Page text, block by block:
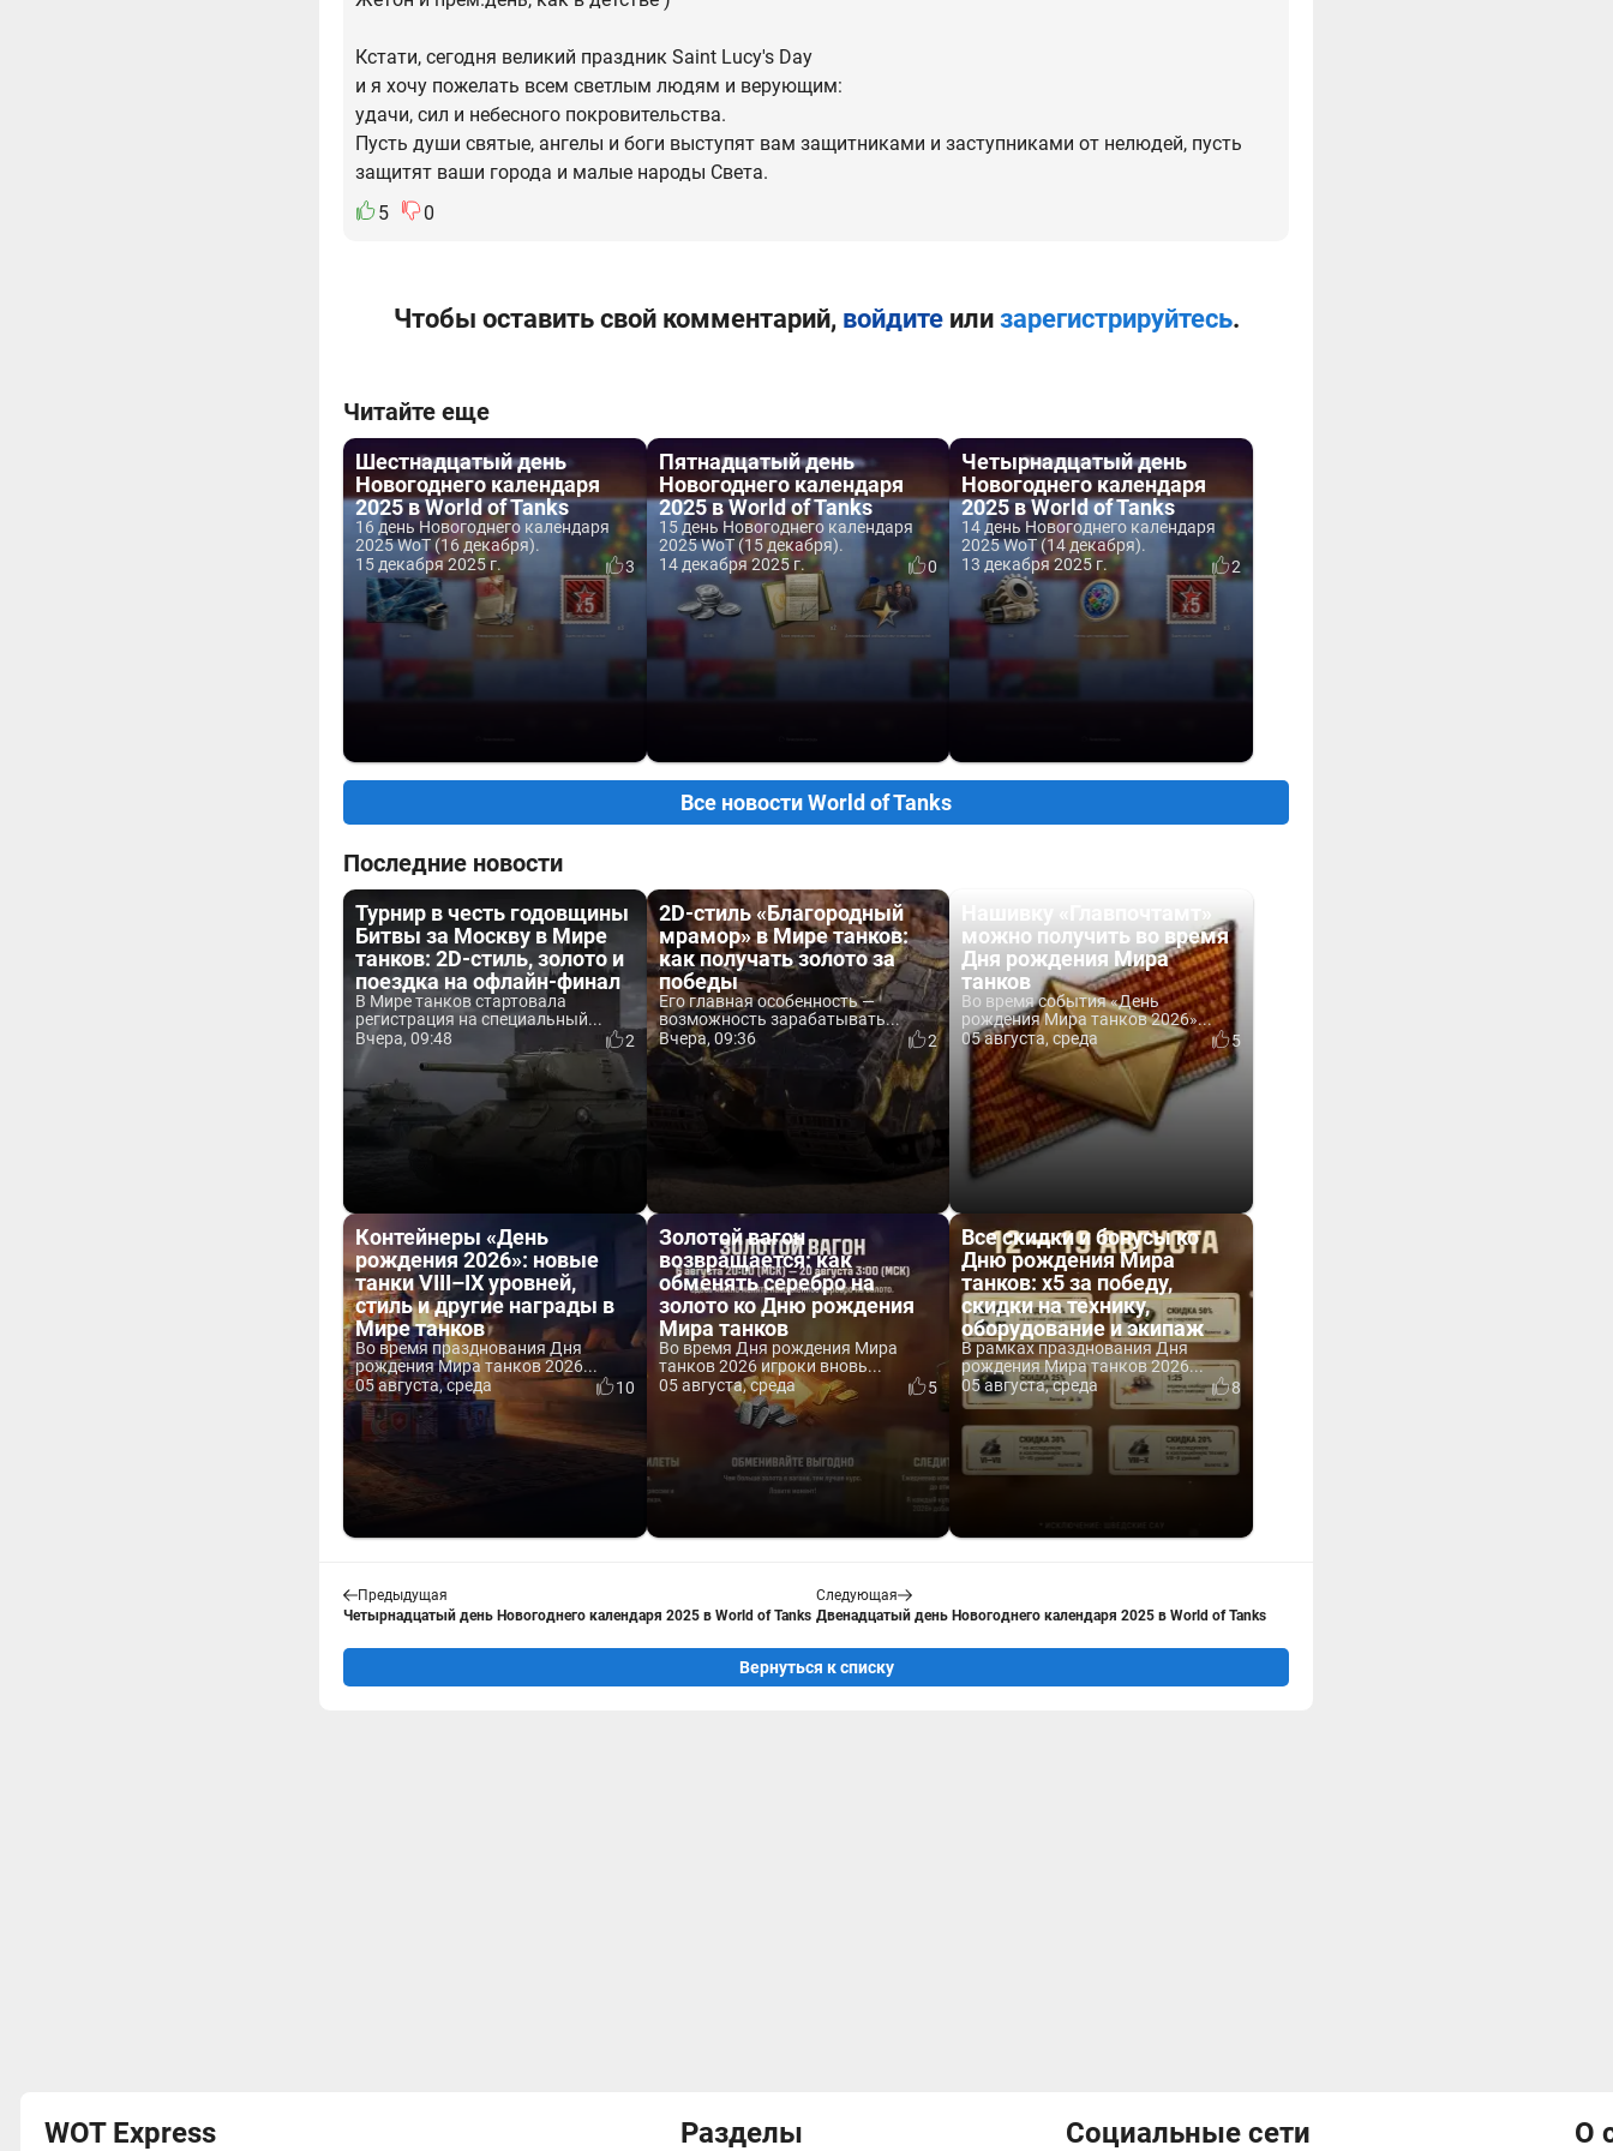
Кстати, сегодня великий праздник Saint Lucy's Day
и я хочу пожелать всем светлым людям и верующим:
удачи, сил и небесного покровительства.
Пусть души святые, ангелы и боги выступят вам защитниками и заступниками от нелюдей, пусть
защитят ваши города и малые народы Света.
5
0
Чтобы оставить свой комментарий, войдитеили зарегистрируйтесь.
Читайте еще
Шестнадцатый день
Новогоднего календаря
2025 в World of Tanks
16 день Новогоднего календаря
2025 WoT (16 декабря).
15 декабря 2025 г.
3
Пятнадцатый день
Новогоднего календаря
2025 в World of Tanks
15 день Новогоднего календаря
2025 WoT (15 декабря).
14 декабря 2025 г.
0
Четырнадцатый день
Новогоднего календаря
2025 в World of Tanks
14 день Новогоднего календаря
2025 WoT (14 декабря).
13 декабря 2025 г.
2
Все новости World of Tanks
Последние новости
Турнир в честь годовщины
Битвы за Москву в Мире
танков: 2D-стиль, золото и
поездка на офлайн-финал
В Мире танков стартовала
регистрация на специальный...
Вчера, 09:48
2
2D-стиль «Благородный
мрамор» в Мире танков:
как получать золото за
победы
Его главная особенность —
возможность зарабатывать...
Вчера, 09:36
2
Нашивку «Главпочтамт»
можно получить во время
Дня рождения Мира
танков
Во время события «День
рождения Мира танков 2026»...
05 августа, среда
5
Контейнеры «День
рождения 2026»: новые
танки VIII–IX уровней,
стиль и другие награды в
Мире танков
Во время празднования Дня
рождения Мира танков 2026...
05 августа, среда
10
Золотой вагон
возвращается: как
обменять серебро на
золото ко Дню рождения
Мира танков
Во время Дня рождения Мира
танков 2026 игроки вновь...
05 августа, среда
5
Все скидки и бонусы ко
Дню рождения Мира
танков: x5 за победу,
скидки на технику,
оборудование и экипаж
В рамках празднования Дня
рождения Мира танков 2026...
05 августа, среда
8
Предыдущая
Четырнадцатый день Новогоднего календаря 2025 в World of Tanks
Следующая
Двенадцатый день Новогоднего календаря 2025 в World of Tanks
Вернуться к списку
WOT Express Разделы Социальные сети О